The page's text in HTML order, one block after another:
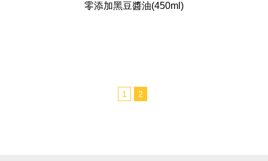
零添加黑豆醬油(450ml)
1 2